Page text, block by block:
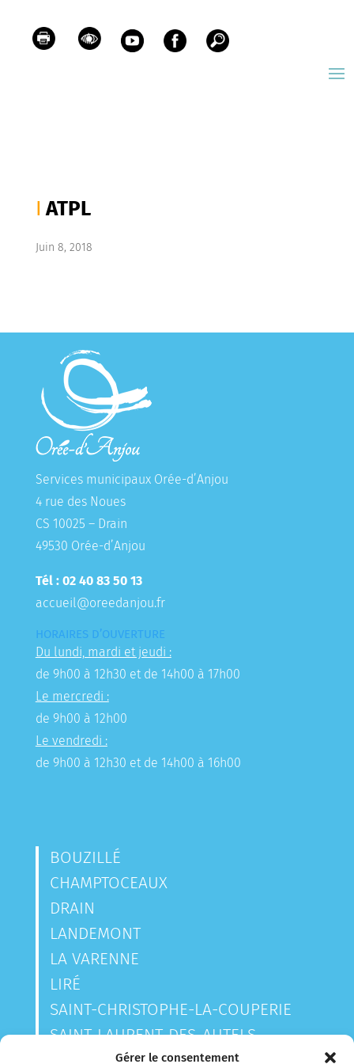
Gérer le consentement
ATPL
Juin 8, 2018
Services municipaux Orée-d’Anjou
4 rue des Noues
CS 10025 – Drain
49530 Orée-d’Anjou
Tél : 02 40 83 50 13
accueil@oreedanjou.fr
HORAIRES D’OUVERTURE
Du lundi, mardi et jeudi :
de 9h00 à 12h30 et de 14h00 à 17h00
Le mercredi :
de 9h00 à 12h00
Le vendredi :
de 9h00 à 12h30 et de 14h00 à 16h00
BOUZILLÉ
CHAMPTOCEAUX
DRAIN
LANDEMONT
LA VARENNE
LIRÉ
SAINT-CHRISTOPHE-LA-COUPERIE
SAINT-LAURENT-DES-AUTELS
SAINT-SAUVEUR-DE-LANDEMONT